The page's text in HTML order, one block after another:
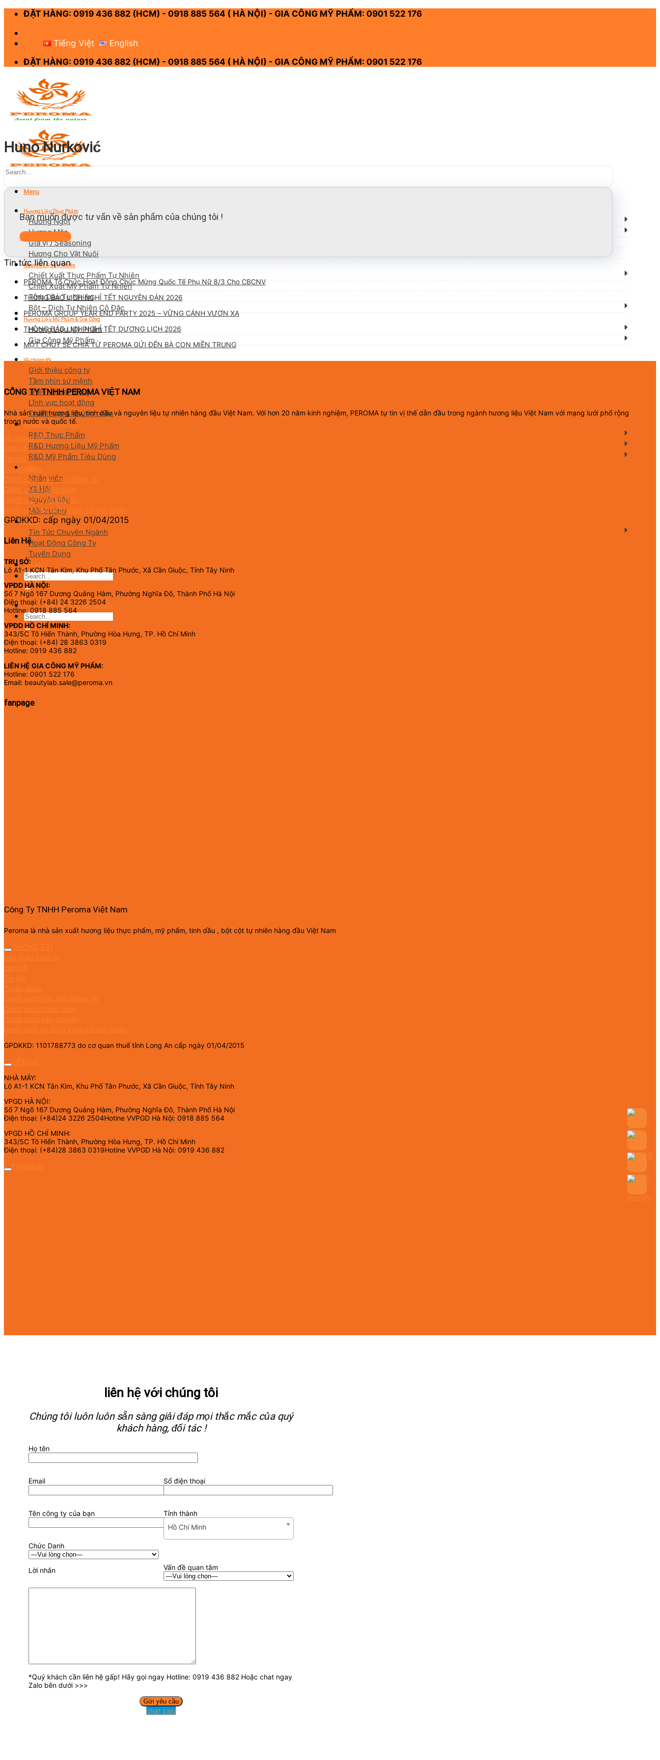
Skip
content
ĐẶT HÀNG: 0919 436 882 (HCM) - 0918 885 564 ( HÀ NỘI) - GIA CÔNG MỸ PHẨM: 0901 522 176
Tiếng Việt
English
ĐẶT HÀNG: 0919 436 882 (HCM) - 0918 885 564 ( HÀ NỘI) - GIA CÔNG MỸ PHẨM: 0901 522 176
Menu
Hương Liệu Thực Phẩm
Hương Ngọt
Hương Mặn
Gia vị / Seasoning
Hương Cho Vật Nuôi
Nguyên Liệu Tự Nhiên
Chiết Xuất Thực Phẩm Tự Nhiên
Chiết Xuất Mỹ Phẩm Tự Nhiên
Tinh Dầu Tự Nhiên
Bột – Dịch Tự Nhiên Cô Đặc
Hương Liệu Mỹ Phẩm & Gia Công
Hương Liệu Mỹ Phẩm
Gia Công Mỹ Phẩm
Về chúng tôi
Giới thiệu công ty
Tầm nhìn sứ mệnh
Triết lý hoạt động
Lĩnh vực hoạt động
Thành tựu & chứng nhận
Nghiên Cứu & Phát Triển
R&D Thực Phẩm
R&D Hương Liệu Mỹ Phẩm
R&D Mỹ Phẩm Tiêu Dùng
Nhân viên
Xã Hội
Nguyên liệu
Môi trường
Tin tức
Tin Tức Chuyên Ngành
Hoạt Động Công Ty
Tuyển Dụng
Liên hệ
Tiếng ViệtEnglish
Huno Nurković
Bạn muốn được tư vấn về sản phẩm của chúng tôi !
Liên hệ ngay
Tin tức liên quan
PEROMA Tổ Chức Hoạt Động Chúc Mừng Quốc Tế Phụ Nữ 8/3 Cho CBCNV
THÔNG BÁO LỊCH NGHỈ TẾT NGUYÊN ĐÁN 2026
PEROMA GROUP YEAR END PARTY 2025 – VỮNG CÁNH VƯƠN XA
THÔNG BÁO LỊCH NGHỈ TẾT DƯƠNG LỊCH 2026
MỘT CHÚT SẺ CHIA TỪ PEROMA GỬI ĐẾN BÀ CON MIỀN TRUNG
CÔNG TY TNHH PEROMA VIỆT NAM
Nhà sản xuất hương liệu, tinh dầu và nguyên liệu tự nhiên hàng đầu Việt Nam. Với hơn 20 năm kinh nghiệm, PEROMA tự tin vị thế dẫn đầu trong ngành hương liệu Việt Nam với mạng lưới phổ rộng
trong nước và quốc tế.
Về chúng tôi
Tuyển dụng
Chính sách bảo mật thông tin
Chính sách thanh toán
Chính sách vận chuyển
Danh sách hồ sơ tự công bố sản phẩm
GPDKKD: cấp ngày 01/04/2015
Liên Hệ
TRỤ SỞ:
Lô A1-1 KCN Tân Kim, Khu Phố Tân Phước, Xã Cần Giuộc, Tỉnh Tây Ninh
VPĐD HÀ NỘI:
Số 7 Ngõ 167 Dương Quảng Hàm, Phường Nghĩa Đô, Thành Phố Hà Nội
Điện thoại: (+84) 24 3226 2504
Hotline: 0918 885 564
VPĐD HỒ CHÍ MINH:
343/5C Tô Hiến Thành, Phường Hòa Hưng, TP. Hồ Chí Minh
Điện thoại: (+84) 28 3863 0319
Hotline: 0919 436 882
LIÊN HỆ GIA CÔNG MỸ PHẨM:
Hotline: 0901 522 176
Email: beautylab.sale@peroma.vn
fanpage
Công Ty TNHH Peroma Việt Nam
Peroma là nhà sản xuất hương liệu thực phẩm, mỹ phẩm, tinh dầu , bột cột tự nhiên hàng đầu Việt Nam
GPDKKD: 1101788773 do cơ quan thuế tỉnh Long An cấp ngày 01/04/2015
NHÀ MÁY:
Lô A1-1 KCN Tân Kim, Khu Phố Tân Phước, Xã Cần Giuộc, Tỉnh Tây Ninh
VPGD HÀ NỘI:
Số 7 Ngõ 167 Dương Quảng Hàm, Phường Nghĩa Đô, Thành Phố Hà Nội
Điện thoại: (+84)24 3226 2504Hotine VVPGD Hà Nội: 0918 885 564
VPGD HỒ CHÍ MINH:
343/5C Tô Hiến Thành, Phường Hòa Hưng, TP. Hồ Chí Minh
Điện thoại: (+84)28 3863 0319Hotine VVPGD Hà Nội: 0919 436 882
liên hệ với chúng tôi
Chúng tôi luôn luôn sẵn sàng giải đáp mọi thắc mắc của quý
khách hàng, đối tác !
Họ tên
Email Số điện thoại
Tên công ty của bạn
Tỉnh thành
Hồ Chí Minh
Chức Danh
Vấn đề quan tâm
Lời nhắn
*Quý khách cần liên hệ gấp! Hãy gọi ngay Hotline: 0919 436 882 Hoặc chat ngay
Zalo bên dưới >>>
chat zalo